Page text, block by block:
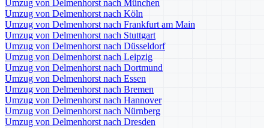
Umzug von Delmenhorst nach München
Umzug von Delmenhorst nach Köln
Umzug von Delmenhorst nach Frankfurt am Main
Umzug von Delmenhorst nach Stuttgart
Umzug von Delmenhorst nach Düsseldorf
Umzug von Delmenhorst nach Leipzig
Umzug von Delmenhorst nach Dortmund
Umzug von Delmenhorst nach Essen
Umzug von Delmenhorst nach Bremen
Umzug von Delmenhorst nach Hannover
Umzug von Delmenhorst nach Nürnberg
Umzug von Delmenhorst nach Dresden